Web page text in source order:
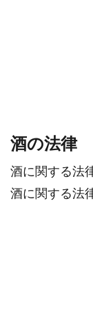
酒の法律
酒に関する法
酒に関する法